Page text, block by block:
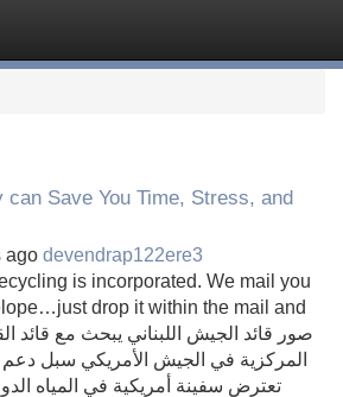
can Save You Time, Stress, and
ago devendrap122ere3
is incorporated. We mail you
drop it within the mail and
المركزية في الجيش الأمريكي سبل دعم
تعترض سفينة أمريكية في المياه